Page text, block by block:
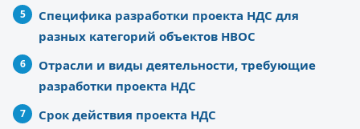
Специфика разработки проекта НДС для
разных категорий объектов НВОС
Отрасли и виды деятельности, требующие
разработки проекта НДС
Срок действия проекта НДС